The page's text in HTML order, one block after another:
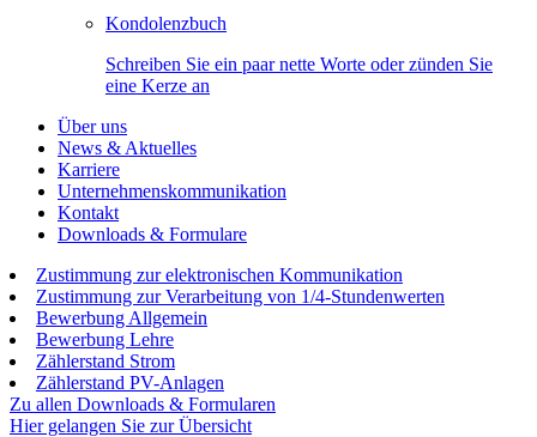
Kondolenzbuch
Schreiben Sie ein paar nette Worte oder zünden Sie
eine Kerze an
Über uns
News & Aktuelles
Karriere
Unternehmenskommunikation
Kontakt
Downloads & Formulare
Zustimmung zur elektronischen Kommunikation
Zustimmung zur Verarbeitung von 1/4-Stundenwerten
Bewerbung Allgemein
Bewerbung Lehre
Zählerstand Strom
Zählerstand PV-Anlagen
Zu allen Downloads & Formularen
Hier gelangen Sie zur Übersicht